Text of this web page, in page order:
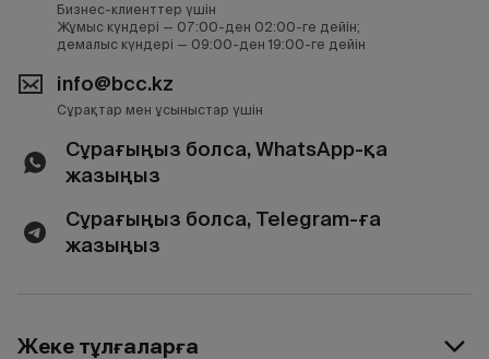
Бизнес-клиенттер үшін
Жұмыс күндері — 07:00-ден 02:00-ге дейін;
демалыс күндері — 09:00-ден 19:00-ге дейін
info@bcc.kz
Сұрақтар мен ұсыныстар үшін
Сұрағыңыз болса, WhatsApp-қа
жазыңыз
Сұрағыңыз болса, Telegram-ға
жазыңыз
Жеке тұлғаларға